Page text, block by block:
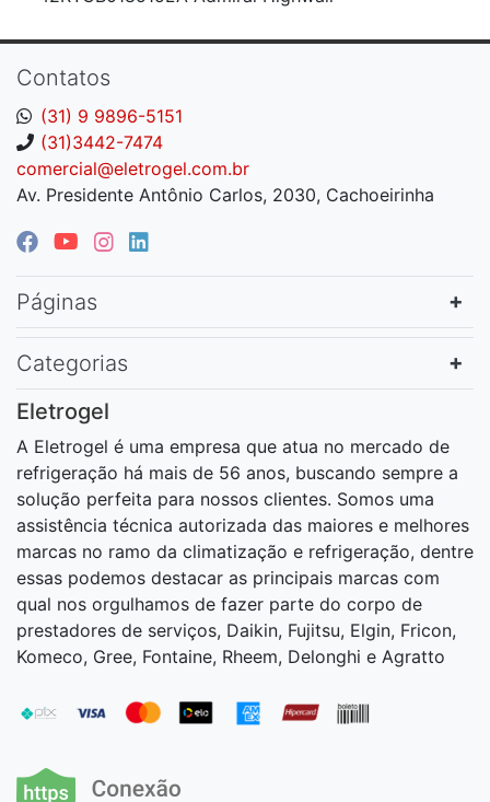
Contatos
(31) 9 9896-5151
(31)3442-7474
comercial@eletrogel.com.br
Av. Presidente Antônio Carlos, 2030, Cachoeirinha
Páginas
Categorias
Eletrogel
A Eletrogel é uma empresa que atua no mercado de
refrigeração há mais de 56 anos, buscando sempre a
solução perfeita para nossos clientes. Somos uma
assistência técnica autorizada das maiores e melhores
marcas no ramo da climatização e refrigeração, dentre
essas podemos destacar as principais marcas com
qual nos orgulhamos de fazer parte do corpo de
prestadores de serviços, Daikin, Fujitsu, Elgin, Fricon,
Komeco, Gree, Fontaine, Rheem, Delonghi e Agratto